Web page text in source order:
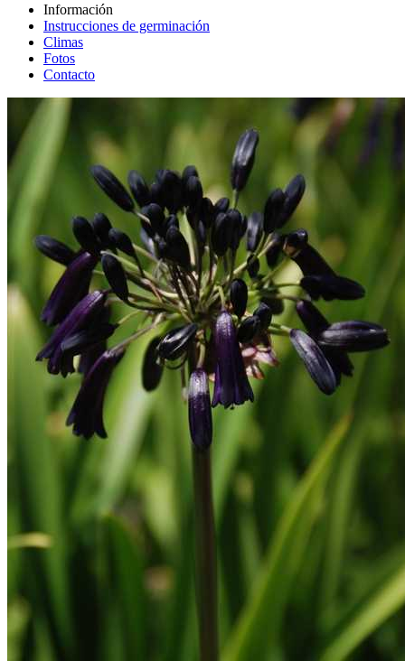
Información
Instrucciones de germinación
Climas
Fotos
Contacto